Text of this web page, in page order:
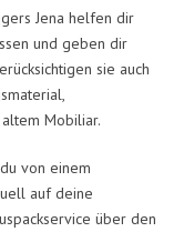
Jena helfen dir
und geben dir
sie auch
Mobiliar.
von einem
auf deine
über den